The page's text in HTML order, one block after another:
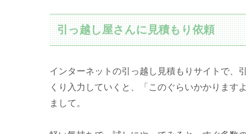
引っ越し屋さんに見積もり依頼
インターネットの引っ越し見積もりサイトで、
くり入力していくと、「このぐらいかかります
まして。